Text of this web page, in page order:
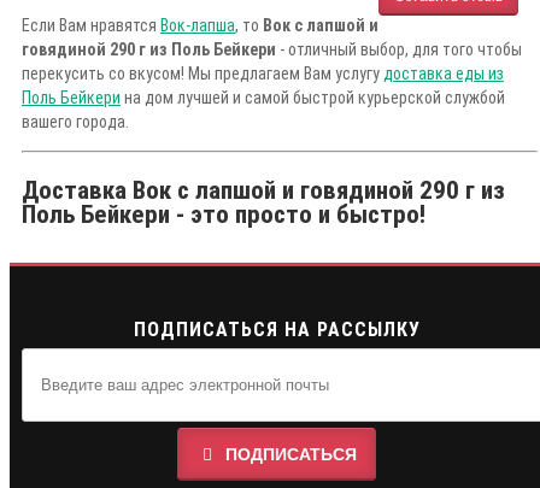
Если Вам нравятся Вок-лапша, то Вок с лапшой и
говядиной 290 г из Поль Бейкери - отличный выбор, для того чтобы
перекусить со вкусом! Мы предлагаем Вам услугу доставка еды из
Поль Бейкери на дом лучшей и самой быстрой курьерской службой
вашего города.
Доставка Вок с лапшой и говядиной 290 г из
Поль Бейкери - это просто и быстро!
ПОДПИСАТЬСЯ НА РАССЫЛКУ
ПОДПИСАТЬСЯ